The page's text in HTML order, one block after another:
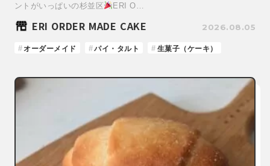
ントがいっぱいの杉並区
ERI O…
ERI ORDER MADE CAKE 2026.08.05
オーダーメイド パイ・タルト 生菓子（ケーキ）